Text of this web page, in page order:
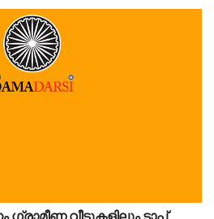
വീടുകളിലും ടാപ്പ്